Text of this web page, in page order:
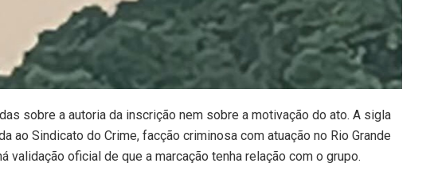
sobre a autoria da inscrição nem sobre a motivação do ato. A sigla
ao Sindicato do Crime, facção criminosa com atuação no Rio Grande
validação oficial de que a marcação tenha relação com o grupo.